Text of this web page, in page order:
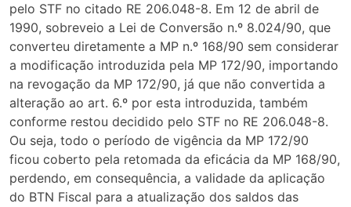
pelo STF no citado RE 206.048-8. Em 12 de abril de
1990, sobreveio a Lei de Conversão n.º 8.024/90, que
converteu diretamente a MP n.º 168/90 sem considerar
a modificação introduzida pela MP 172/90, importando
na revogação da MP 172/90, já que não convertida a
alteração ao art. 6.º por esta introduzida, também
conforme restou decidido pelo STF no RE 206.048-8.
Ou seja, todo o período de vigência da MP 172/90
ficou coberto pela retomada da eficácia da MP 168/90,
perdendo, em consequência, a validade da aplicação
do BTN Fiscal para a atualização dos saldos das